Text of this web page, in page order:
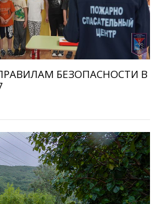
БЕЗОПАСНОСТИ В